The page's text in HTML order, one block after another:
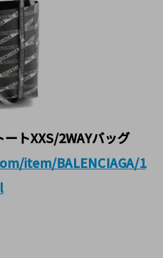
トXXS/2WAYバッグ
item/BALENCIAGA/1